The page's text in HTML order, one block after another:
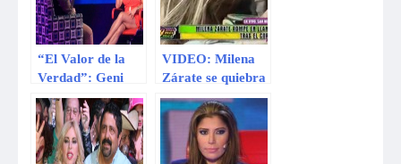
“El Valor de la
Verdad”: Geni
Alves perdió 10
mil soles por decir
que era inteligente
[VIDEO]
VIDEO: Milena
Zárate se quiebra
durante entrevista
por palabras de
Greisy